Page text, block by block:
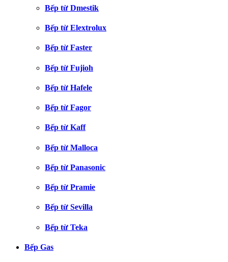
Bếp từ Dmestik
Bếp từ Elextrolux
Bếp từ Faster
Bếp từ Fujioh
Bếp từ Hafele
Bếp từ Fagor
Bếp từ Kaff
Bếp từ Malloca
Bếp từ Panasonic
Bếp từ Pramie
Bếp từ Sevilla
Bếp từ Teka
Bếp Gas